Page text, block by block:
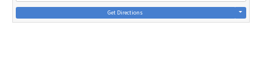
Get Directions